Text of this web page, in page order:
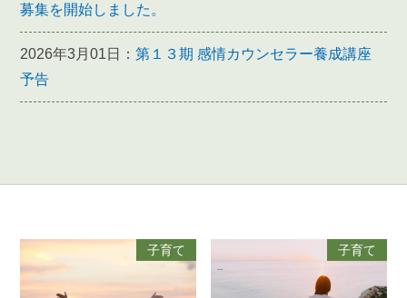
募集を開始しました。
2026年3月01日：第１３期 感情カウンセラー養成講座
予告
子育て 子育て